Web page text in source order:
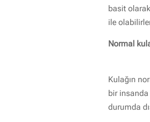
basit
ile
Normal
Kulağın
bir insanda
durumda